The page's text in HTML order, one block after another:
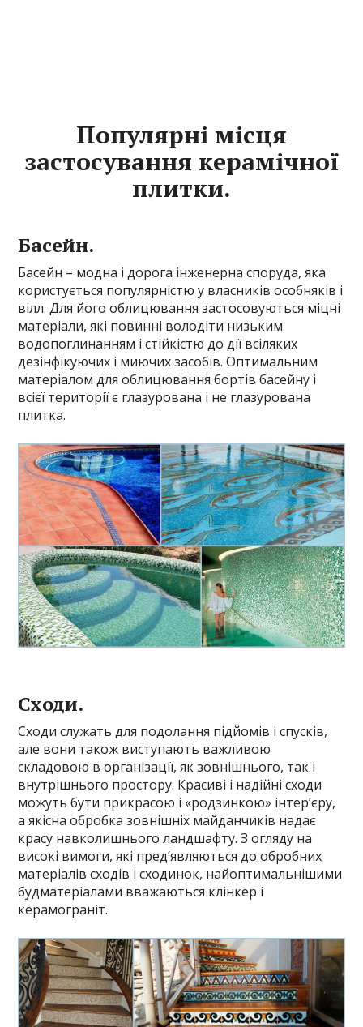
Популярні місця
застосування керамічної
плитки.
Басейн.
Басейн – модна і дорога інженерна споруда, яка
користується популярністю у власників особняків і
вілл. Для його облицювання застосовуються міцні
матеріали, які повинні володіти низьким
водопоглинанням і стійкістю до дії всіляких
дезінфікуючих і миючих засобів. Оптимальним
матеріалом для облицювання бортів басейну і
всієї території є глазурована і не глазурована
плитка.
Сходи.
Сходи служать для подолання підйомів і спусків,
але вони також виступають важливою
складовою в організації, як зовнішнього, так і
внутрішнього простору. Красиві і надійні сходи
можуть бути прикрасою і «родзинкою» інтер’єру,
а якісна обробка зовнішніх майданчиків надає
красу навколишнього ландшафту. З огляду на
високі вимоги, які пред’являються до обробних
матеріалів сходів і сходинок, найоптимальнішими
будматеріалами вважаються клінкер і
керамограніт.